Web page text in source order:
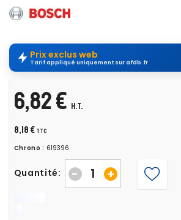
Prix exclus web
Tarif appliqué uniquement sur afdb.fr
6,82 € H.T.
8,18 € TTC
Chrono : 619396
Quantité: +
-